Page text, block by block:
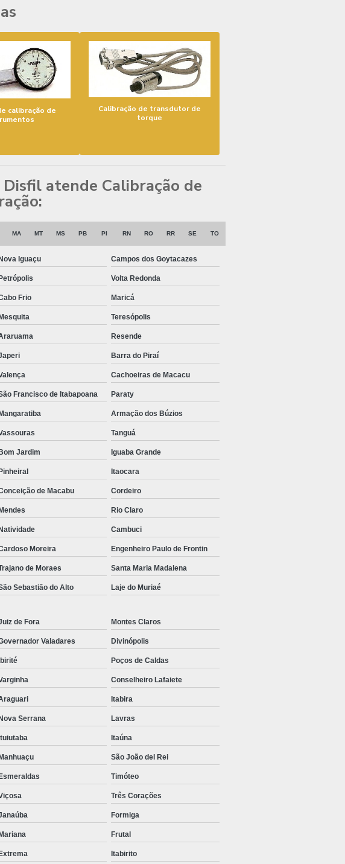
calibração de
Calibração de transdutor de
torque
atende Calibração de
MA MT MS PB PI RN RO RR SE TO
Iguaçu Campos dos Goytacazes
Volta Redonda
Frio Maricá
Teresópolis
Resende
Barra do Piraí
Cachoeiras de Macacu
Francisco de Itabapoana Paraty
Armação dos Búzios
Tanguá
Jardim Iguaba Grande
Itaocara
de Macabu Cordeiro
Rio Claro
Cambuci
Moreira Engenheiro Paulo de Frontin
de Moraes Santa Maria Madalena
Sebastião do Alto Laje do Muriaé
de Fora Montes Claros
Valadares Divinópolis
Poços de Caldas
Conselheiro Lafaiete
Itabira
Serrana Lavras
Itaúna
São João del Rei
Timóteo
Três Corações
Formiga
Frutal
Itabirito